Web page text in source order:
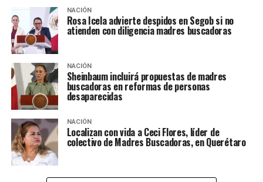
NACIÓN
Rosa Icela advierte despidos en Segob si no
atienden con diligencia madres buscadoras
NACIÓN
Sheinbaum incluirá propuestas de madres
buscadoras en reformas de personas
desaparecidas
NACIÓN
Localizan con vida a Ceci Flores, líder de
colectivo de Madres Buscadoras, en Querétaro